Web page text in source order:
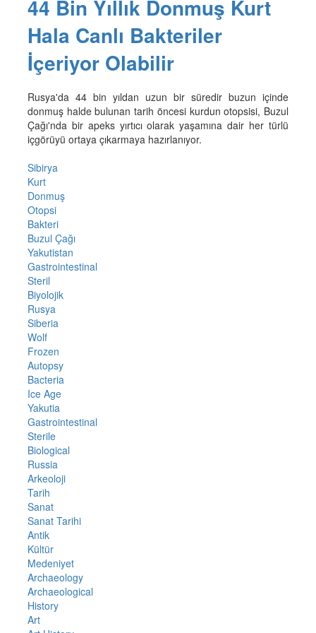
44 Bin Yıllık Donmuş Kurt
Hala Canlı Bakteriler
İçeriyor Olabilir
Rusya'da 44 bin yıldan uzun bir süredir buzun içinde
donmuş halde bulunan tarih öncesi kurdun otopsisi, Buzul
Çağı'nda bir apeks yırtıcı olarak yaşamına dair her türlü
içgörüyü ortaya çıkarmaya hazırlanıyor.
Sibirya
Kurt
Donmuş
Otopsi
Bakteri
Buzul Çağı
Yakutistan
Gastrointestinal
Steril
Biyolojik
Rusya
Siberia
Wolf
Frozen
Autopsy
Bacteria
Ice Age
Yakutia
Gastrointestinal
Sterile
Biological
Russia
Arkeoloji
Tarih
Sanat
Sanat Tarihi
Antik
Kültür
Medeniyet
Archaeology
Archaeological
History
Art